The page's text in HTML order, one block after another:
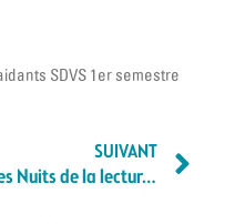
SDVS 1er semestre
SUIVANT
Les Nuits de la lecture 2025 débarquent à Saint-Martin-d’Hères !